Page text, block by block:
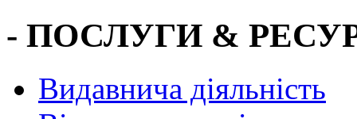
- ПОСЛУГИ &
Видавнича діяльність